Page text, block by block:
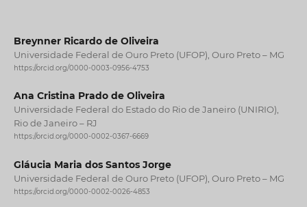
Breynner Ricardo de Oliveira
Universidade Federal de Ouro Preto (UFOP), Ouro Preto – MG
https://orcid.org/0000-0003-0956-4753
Ana Cristina Prado de Oliveira
Universidade Federal do Estado do Rio de Janeiro (UNIRIO),
Rio de Janeiro – RJ
https://orcid.org/0000-0002-0367-6669
Gláucia Maria dos Santos Jorge
Universidade Federal de Ouro Preto (UFOP), Ouro Preto – MG
https://orcid.org/0000-0002-0026-4853